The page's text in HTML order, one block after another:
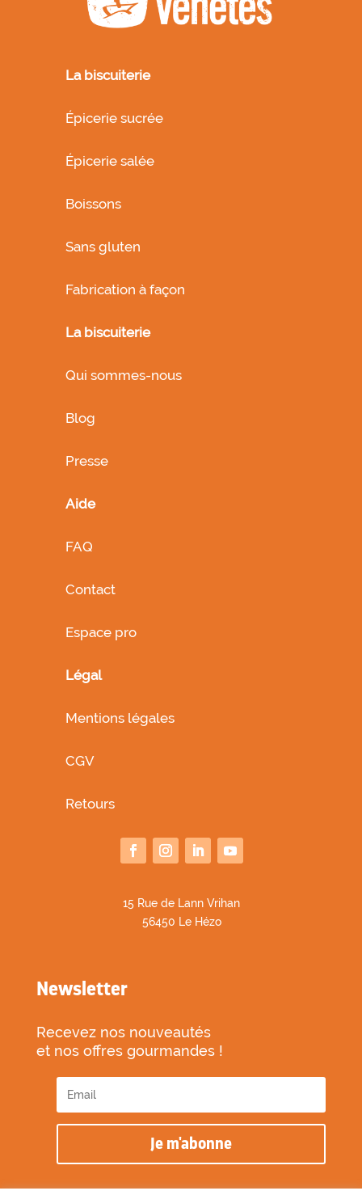
La biscuiterie
Épicerie sucrée
Épicerie salée
Boissons
Sans gluten
Fabrication à façon
La biscuiterie
Qui sommes-nous
Blog
Presse
Aide
FAQ
Contact
Espace pro
Légal
Mentions légales
CGV
Retours
15 Rue de Lann Vrihan
56450 Le Hézo
Newsletter
Recevez nos nouveautés
et nos offres gourmandes !
Je m'abonne